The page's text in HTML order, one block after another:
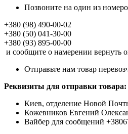
Позвоните на один из
+380 (98) 490-00-02
+380 (50) 041-30-00
+380 (93) 895-00-00
и сообщите о намерении вернуть
Отправьте нам товар
Реквизиты для отправки товара:
Киев, отделение Новой
Кожевников Евгений
Вайбер для сообщений